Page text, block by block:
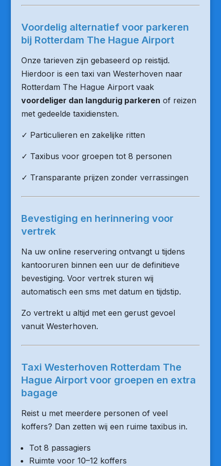
Voordelig alternatief voor parkeren
bij Rotterdam The Hague Airport
Onze tarieven zijn gebaseerd op reistijd.
Hierdoor is een taxi van Westerhoven naar
Rotterdam The Hague Airport vaak
voordeliger dan langdurig parkeren of reizen
met gedeelde taxidiensten.
✓ Particulieren en zakelijke ritten
✓ Taxibus voor groepen tot 8 personen
✓ Transparante prijzen zonder verrassingen
Bevestiging en herinnering voor
vertrek
Na uw online reservering ontvangt u tijdens
kantooruren binnen een uur de definitieve
bevestiging. Voor vertrek sturen wij
automatisch een sms met datum en tijdstip.
Zo vertrekt u altijd met een gerust gevoel
vanuit Westerhoven.
Taxi Westerhoven Rotterdam The
Hague Airport voor groepen en extra
bagage
Reist u met meerdere personen of veel
koffers? Dan zetten wij een ruime taxibus in.
Tot 8 passagiers
Ruimte voor 10–12 koffers